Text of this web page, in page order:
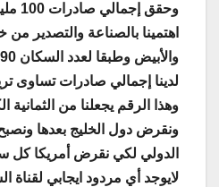
اهتمينا بالصناعة والتصدير من
لدينا إجمالي صادرات تساوى
وهذا الرقم يجعلنا من الثمانية
ونقرض دول الخليج بعدها
الدولي لكي نقرض أمريكا كل
لايوجد أي مردود ايجابي